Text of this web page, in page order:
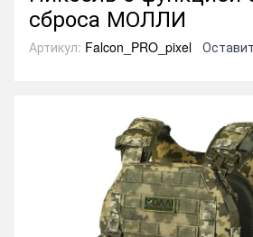
сброса МОЛЛИ
Артикул: Falcon_PRO_pixel